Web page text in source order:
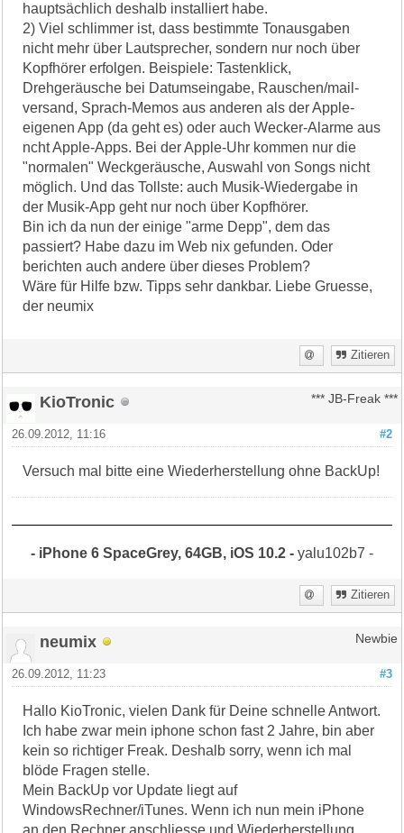
hauptsächlich deshalb installiert habe.
2) Viel schlimmer ist, dass bestimmte Tonausgaben
nicht mehr über Lautsprecher, sondern nur noch über
Kopfhörer erfolgen. Beispiele: Tastenklick,
Drehgeräusche bei Datumseingabe, Rauschen/mail-
versand, Sprach-Memos aus anderen als der Apple-
eigenen App (da geht es) oder auch Wecker-Alarme aus
ncht Apple-Apps. Bei der Apple-Uhr kommen nur die
"normalen" Weckgeräusche, Auswahl von Songs nicht
möglich. Und das Tollste: auch Musik-Wiedergabe in
der Musik-App geht nur noch über Kopfhörer.
Bin ich da nun der einige "arme Depp", dem das
passiert? Habe dazu im Web nix gefunden. Oder
berichten auch andere über dieses Problem?
Wäre für Hilfe bzw. Tipps sehr dankbar. Liebe Gruesse,
der neumix
Zitieren
KioTronic *** JB-Freak ***
#2
26.09.2012, 11:16
Versuch mal bitte eine Wiederherstellung ohne BackUp!
- iPhone 6 SpaceGrey, 64GB, iOS 10.2 -yalu102b7 -
Zitieren
neumix Newbie
#3
26.09.2012, 11:23
Hallo KioTronic, vielen Dank für Deine schnelle Antwort.
Ich habe zwar mein iphone schon fast 2 Jahre, bin aber
kein so richtiger Freak. Deshalb sorry, wenn ich mal
blöde Fragen stelle.
Mein BackUp vor Update liegt auf
WindowsRechner/iTunes. Wenn ich nun mein iPhone
an den Rechner anschliesse und Wiederherstellung